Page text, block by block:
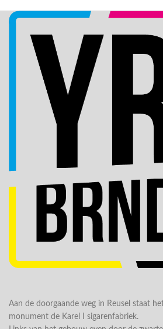
Aan de doorgaande weg in Reusel staat
monument de Karel I sigarenfabriek.